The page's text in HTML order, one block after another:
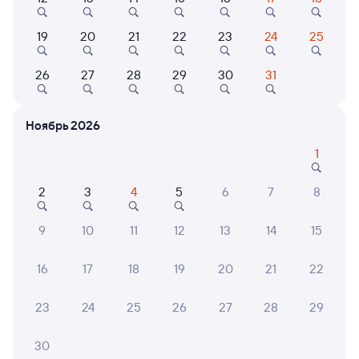
6 причин купить ж/д билеты
Онлайн-покупка за 4 минуты
Онлайн-возврат билетов без очереди в кассу
7,0
Отель Отель
19 20 21 22 23 24 25
26 27 28 29 30 31
Ноябрь 2026
1
2 3 4 5 6 7 8
9 10 11 12 13 14 15
16 17 18 19 20 21 22
23 24 25 26 27 28 29
30